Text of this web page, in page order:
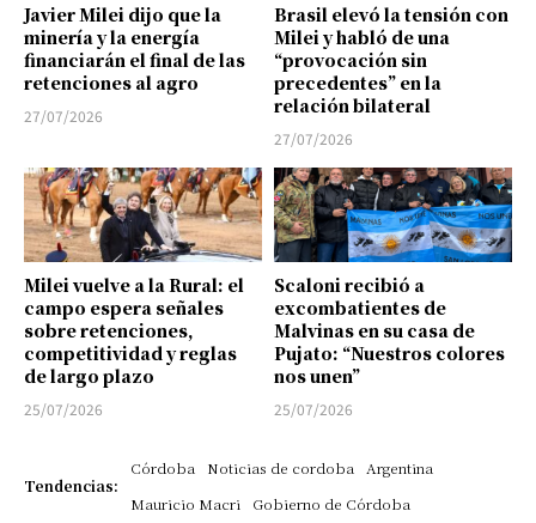
Javier Milei dijo que la
minería y la energía
financiarán el final de las
retenciones al agro
27/07/2026
Brasil elevó la tensión con
Milei y habló de una
“provocación sin
precedentes” en la
relación bilateral
27/07/2026
Milei vuelve a la Rural: el
campo espera señales
sobre retenciones,
competitividad y reglas
de largo plazo
25/07/2026
Scaloni recibió a
excombatientes de
Malvinas en su casa de
Pujato: “Nuestros colores
nos unen”
25/07/2026
Tendencias:
Córdoba Noticias de cordoba Argentina
Mauricio Macri
Gobierno de Córdoba